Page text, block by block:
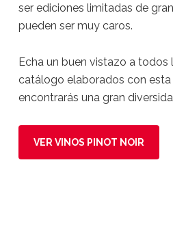
ser ediciones limitadas de
pueden ser muy caros.
Echa un buen vistazo a todos
catálogo elaborados con
encontrarás una gran
VER VINOS PINOT NOIR